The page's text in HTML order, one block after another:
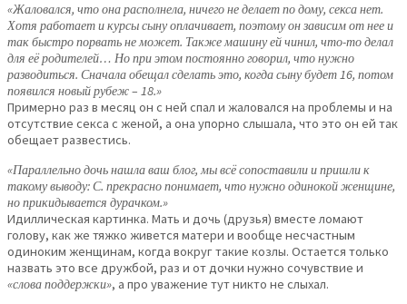
«Жаловался, что она располнела, ничего не делает по дому, секса нет.
Хотя работает и курсы сыну оплачивает, поэтому он зависим от нее и
так быстро порвать не может. Также машину ей чинил, что-то делал
для её родителей… Но при этом постоянно говорил, что нужно
разводиться. Сначала обещал сделать это, когда сыну будет 16, потом
появился новый рубеж – 18.»
Примерно раз в месяц он с ней спал и жаловался на проблемы и на
отсутствие секса с женой, а она упорно слышала, что это он ей так
обещает развестись.
«Параллельно дочь нашла ваш блог, мы всё сопоставили и пришли к
такому выводу: С. прекрасно понимает, что нужно одинокой женщине,
но прикидывается дурачком.»
Идиллическая картинка. Мать и дочь (друзья) вместе ломают
голову, как же тяжко живется матери и вообще несчастным
одиноким женщинам, когда вокруг такие козлы. Остается только
назвать это все дружбой, раз и от дочки нужно сочувствие и
«слова поддержки», а про уважение тут никто не слыхал.